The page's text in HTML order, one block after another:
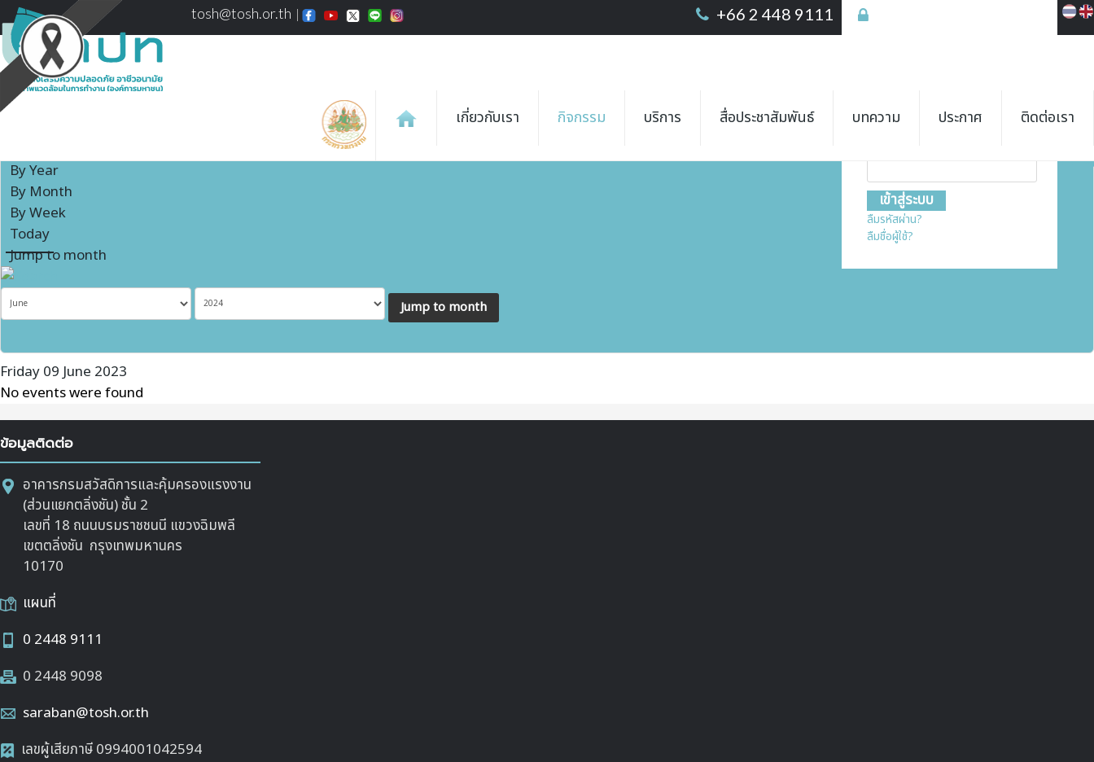
tosh@tosh.or.th +66 2 448 9111 เข้าสู่ระบบ
ลืมรหัสผ่าน?
ลืมชื่อผู้ใช้?
เกี่ยวกับเรา กิจกรรม บริการ สื่อประชาสัมพันธ์ บทความ ประกาศ ติดต่อเรา
Events Calendar
By Year
By Month
By Week
Today
Jump to month
Jump to month
Friday 09 June 2023
No events were found
ข้อมูลติดต่อ
อาคารกรมสวัสดิการและคุ้มครองแรงงาน
(ส่วนแยกตลิ่งชัน) ชั้น 2
เลขที่ 18 ถนนบรมราชชนนี แขวงฉิมพลี
เขตตลิ่งชัน กรุงเทพมหานคร
10170
แผนที่
0 2448 9111
0 2448 9098
saraban@tosh.or.th
เลขผู้เสียภาษี 0994001042594